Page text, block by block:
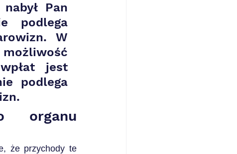
Pan
podlega
W
jest
podlega
organu
że przychody te